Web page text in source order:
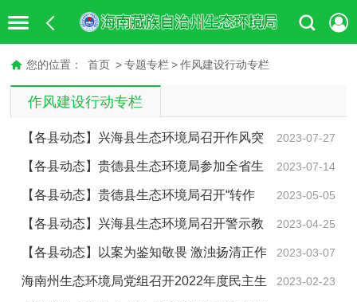
您的位置： 首页 > 专题专栏 > 作风建设行动专栏
作风建设行动专栏
2023-07-27
【各县动态】兴海县生态环境局召开作风突
出问题专项整治动员部署会 2023-07-14
【各县动态】贵德县生态环境局参加全省生
态环境系统作风突出问题专项整治动员部署工作视频会
议
2023-05-05
【各县动态】贵德县生态环境局召开“转作
风、强本领、重实干、勇担当”专项行动部署会2023-04-25
【各县动态】兴海县生态环境局召开警示教
育大会暨“转作风、强本领、重实干、勇担当”专项行动部
署会议
2023-03-07
【各县动态】以案为鉴知敬畏 激浊扬清正作
风--贵德县生态环境局组织观看《问“剑”破局》警示教育
2023-02-23
海南州生态环境局党组召开2022年度民主生